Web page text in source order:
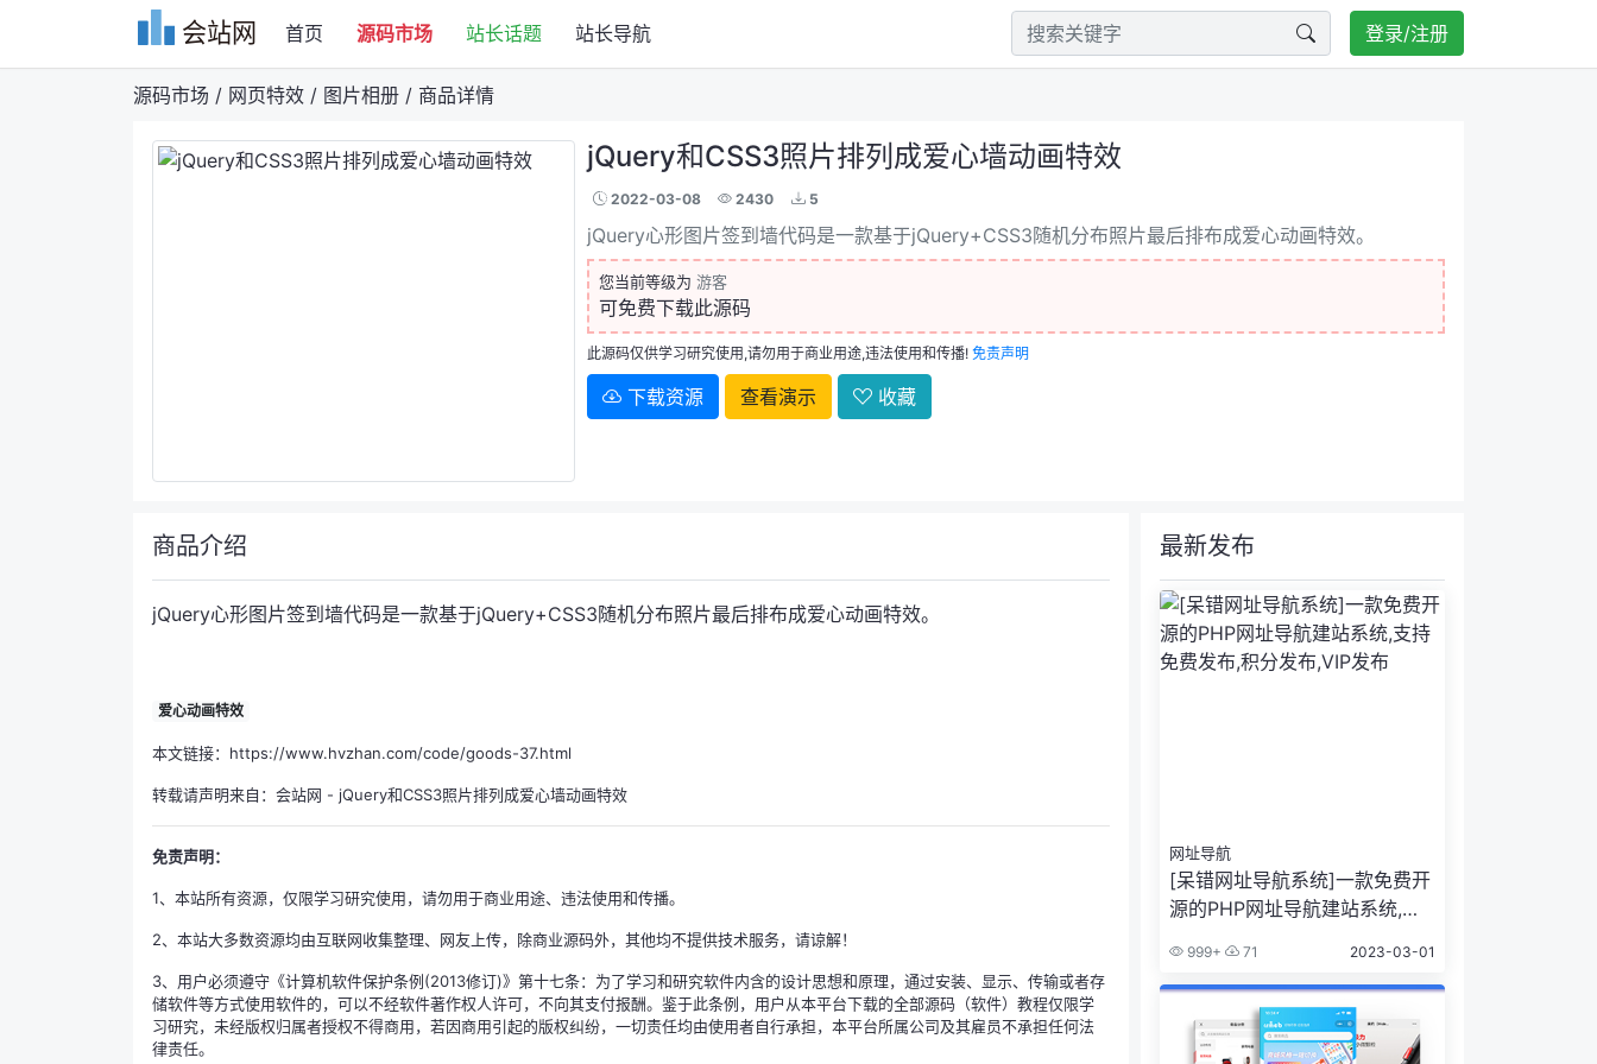
会站网 首页 源码市场 站长话题 站长导航 登录/注册
源码市场 / 网页特效 / 图片相册 / 商品详情
jQuery和CSS3照片排列成爱心墙动画特效
2022-03-08 2430 5
jQuery心形图片签到墙代码是一款基于jQuery+CSS3随机分布照片最后排布成爱心动画特效。
您当前等级为 游客
可免费下载此源码
此源码仅供学习研究使用,请勿用于商业用途,违法使用和传播! 免责声明
下载资源 查看演示 收藏
商品介绍
jQuery心形图片签到墙代码是一款基于jQuery+CSS3随机分布照片最后排布成爱心动画特效。
爱心动画特效
本文链接：https://www.hvzhan.com/code/goods-37.html
转载请声明来自： 会站网 - jQuery和CSS3照片排列成爱心墙动画特效
免责声明：
1、本站所有资源，仅限学习研究使用，请勿用于商业用途、违法使用和传播。
2、本站大多数资源均由互联网收集整理、网友上传，除商业源码外，其他均不提供技术服务，请谅解！
3、用户必须遵守《计算机软件保护条例(2013修订)》第十七条：为了学习和研究软件内含的设计思想和原理，通过安装、显示、传输或者存
储软件等方式使用软件的，可以不经软件著作权人许可，不向其支付报酬。鉴于此条例，用户从本平台下载的全部源码（软件）教程仅限学
习研究，未经版权归属者授权不得商用，若因商用引起的版权纠纷，一切责任均由使用者自行承担，本平台所属公司及其雇员不承担任何法
律责任。
最新发布
网址导航
[呆错网址导航系统]一款免费开
源的PHP网址导航建站系统,支
999+ 71 2023-03-01